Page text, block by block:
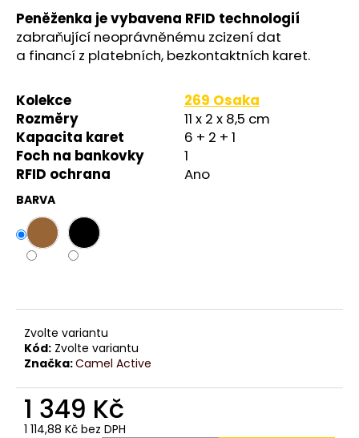
Peněženka je vybavena RFID technologií
zabraňující neoprávněnému zcizení dat
a financí z platebních, bezkontaktních karet.
Kolekce
269 Osaka
Rozměry
11 x 2 x 8,5 cm
Kapacita karet
6 + 2 + 1
Foch na bankovky
1
RFID ochrana
Ano
BARVA
Zvolte variantu
Kód: Zvolte variantu
Značka:Camel Active
1 349 Kč
1 114,88 Kč bez DPH
p
o
r
č
u
j
e
m
e